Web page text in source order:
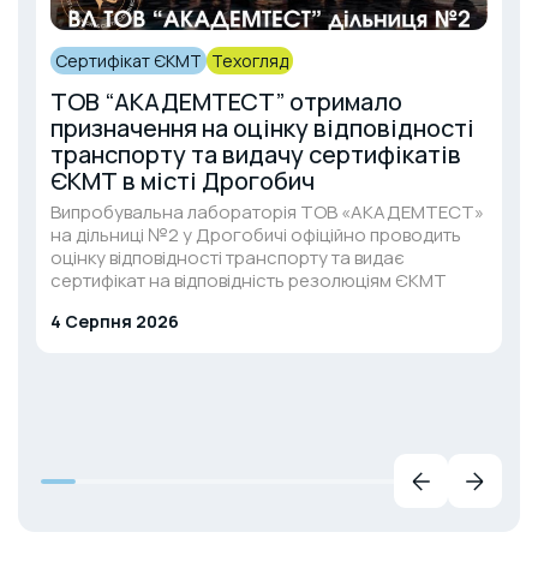
Сертифікат ЄКМТ Техогляд
ТОВ “АКАДЕМТЕСТ” отримало
призначення на оцінку відповідності
транспорту та видачу сертифікатів
ЄКМТ в місті Дрогобич
Випробувальна лабораторія ТОВ «АКАДЕМТЕСТ»
на дільниці №2 у Дрогобичі офіційно проводить
оцінку відповідності транспорту та видає
сертифікат на відповідність резолюціям ЄКМТ
4 Серпня 2026